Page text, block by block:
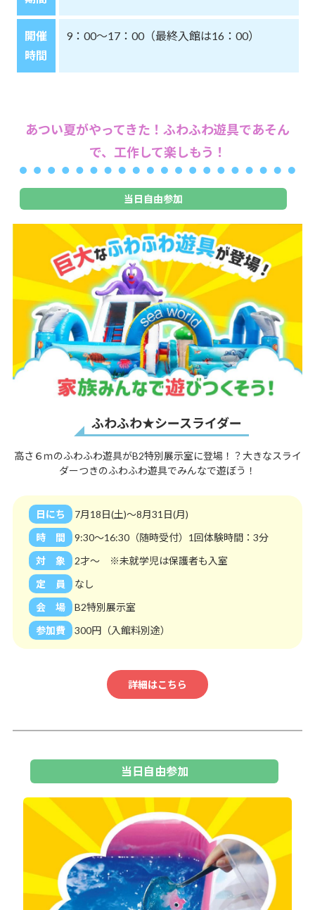
開催
時間
9：00～17：00（最終入館は16：00）
あつい夏がやってきた！ふわふわ遊具であそん
で、工作して楽しもう！
当日自由参加
ふわふわ★シースライダー
高さ６ｍのふわふわ遊具がB2特別展示室に登場！？大きなスライ
ダーつきのふわふわ遊具でみんなで遊ぼう！
日にち
7月18日(土)～8月31日(月)
時 間
9:30～16:30（随時受付）1回体験時間：3分
対 象
2才～ ※未就学児は保護者も入室
定 員
なし
会 場
B2特別展示室
参加費
300円（入館料別途）
詳細はこちら
当日自由参加